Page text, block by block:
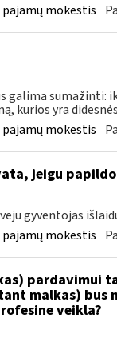
mokestis
galima sumažinti:
kurios yra
mokestis
jeigu
gyventojas
mokestis
pardavimui
malkas) bus
veikla?